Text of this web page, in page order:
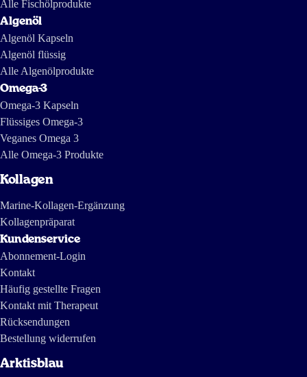
Alle Fischölprodukte
Algenöl
Algenöl Kapseln
Algenöl flüssig
Alle Algenölprodukte
Omega-3
Omega-3 Kapseln
Flüssiges Omega-3
Veganes Omega 3
Alle Omega-3 Produkte
Kollagen
Marine-Kollagen-Ergänzung
Kollagenpräparat
Kundenservice
Abonnement-Login
Kontakt
Häufig gestellte Fragen
Kontakt mit Therapeut
Rücksendungen
Bestellung widerrufen
Arktisblau